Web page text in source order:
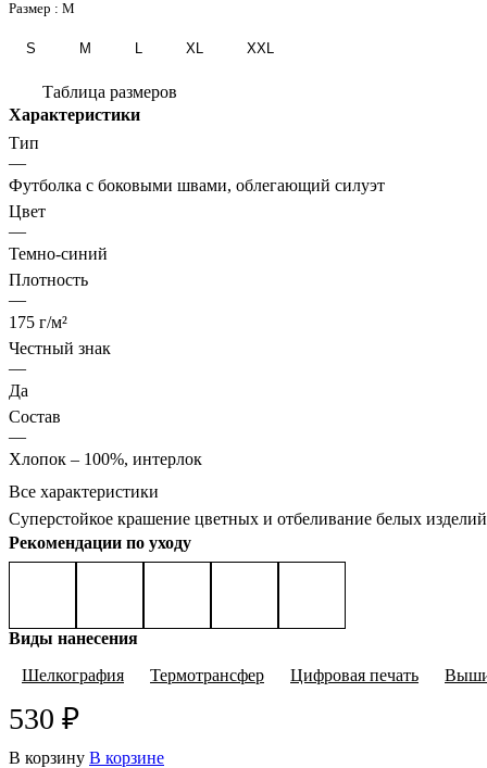
Размер : M
S M XL XXL
Таблица размеров
Характеристики
Тип
—
Футболка с боковыми швами, облегающий силуэт
Цвет
—
Темно-синий
Плотность
—
175 г/м²
Честный знак
—
Да
Состав
—
Хлопок – 100%, интерлок
Все характеристики
Суперстойкое крашение цветных и отбеливание белых
Рекомендации по уходу
Виды нанесения
Шелкография
Термотрансфер Цифровая печать
530 ₽
В корзину В корзине